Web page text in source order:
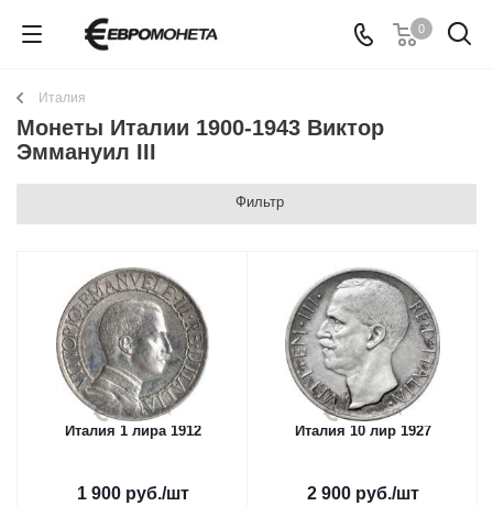
0
Италия
Монеты Италии 1900-1943 Виктор
Эммануил III
Фильтр
Италия 1 лира 1912
1 900руб./шт
Италия 10 лир 1927
2 900руб./шт